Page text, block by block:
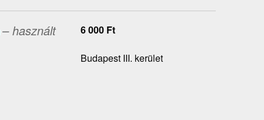
– használt 6 000 Ft
Budapest III. kerület